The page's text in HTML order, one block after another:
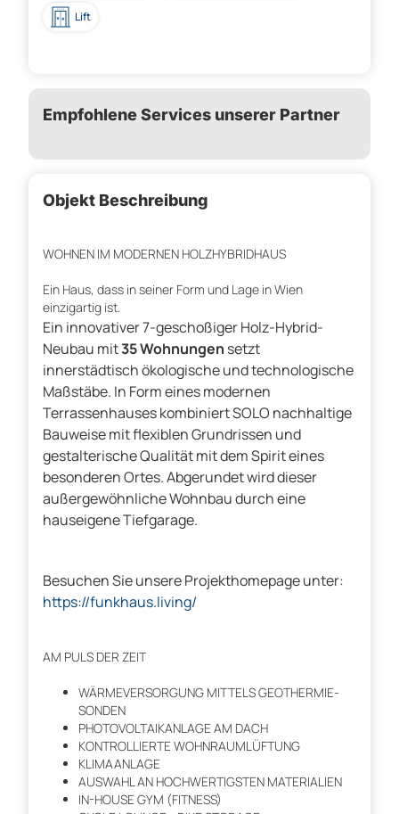
Lift
Empfohlene Services unserer Partner
Objekt Beschreibung
WOHNEN IM MODERNEN HOLZHYBRIDHAUS
Ein Haus, dass in seiner Form und Lage in Wien
einzigartig ist.
Ein innovativer 7-geschoßiger Holz-Hybrid-
Neubau mit35 Wohnungen setzt
innerstädtisch ökologische und technologische
Maßstäbe. In Form eines modernen
Terrassenhauses kombiniert SOLO nachhaltige
Bauweise mit flexiblen Grundrissen und
gestalterische Qualität mit dem Spirit eines
besonderen Ortes. Abgerundet wird dieser
außergewöhnliche Wohnbau durch eine
hauseigene Tiefgarage.
Besuchen Sie unsere Projekthomepage unter:
https://funkhaus.living/
AM PULS DER ZEIT
WÄRMEVERSORGUNG MITTELS GEOTHERMIE-
SONDEN
PHOTOVOLTAIKANLAGE AM DACH
KONTROLLIERTE WOHNRAUMLÜFTUNG
KLIMAANLAGE
AUSWAHL AN HOCHWERTIGSTEN MATERIALIEN
IN-HOUSE GYM (FITNESS)